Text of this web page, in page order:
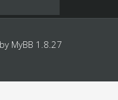
MyBB 1.8.27